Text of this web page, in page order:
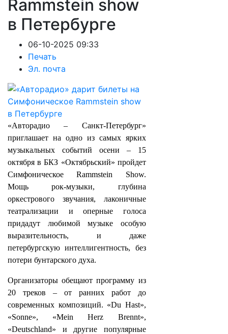
Rammstein show
в Петербурге
06-10-2025 09:33
Печать
Эл. почта
«Авторадио – Санкт-Петербург»
приглашает на одно из самых ярких
музыкальных событий осени – 15
октября в БКЗ «Октябрьский» пройдет
Симфоническое Rammstein Show.
Мощь рок-музыки, глубина
оркестрового звучания, лаконичные
театрализации и оперные голоса
придадут любимой музыке особую
выразительность, и даже
петербургскую интеллигентность, без
потери бунтарского духа.
Организаторы обещают программу из
20 треков – от ранних работ до
современных композиций. «Du Hast»,
«Sonne», «Mein Herz Brennt»,
«Deutschland» и другие популярные